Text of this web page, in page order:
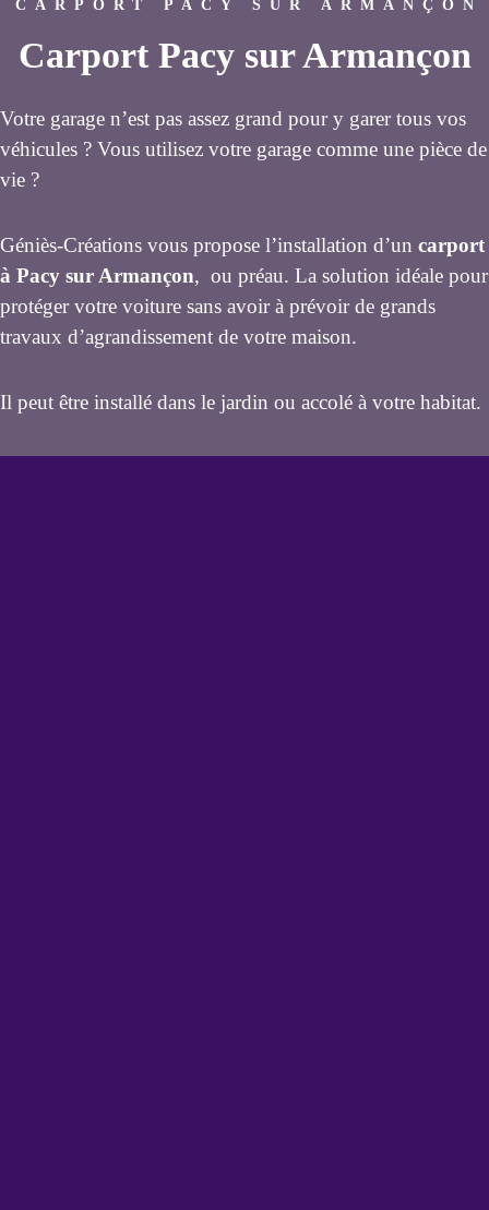
CARPORT PACY SUR ARMANÇON
Carport Pacy sur Armançon
Votre garage n’est pas assez grand pour y garer tous vos
véhicules ? Vous utilisez votre garage comme une pièce de
vie ?
Géniès-Créations vous propose l’installation d’un carport
à Pacy sur Armançon, ou préau. La solution idéale pour
protéger votre voiture sans avoir à prévoir de grands
travaux d’agrandissement de votre maison.
Il peut être installé dans le jardin ou accolé à votre habitat.